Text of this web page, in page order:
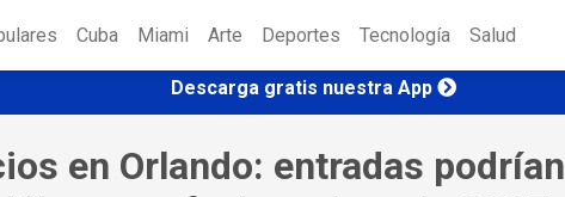
Cuba Miami Arte Deportes Tecnología Salud
Descarga gratis nuestra App
en Orlando: entradas podrían